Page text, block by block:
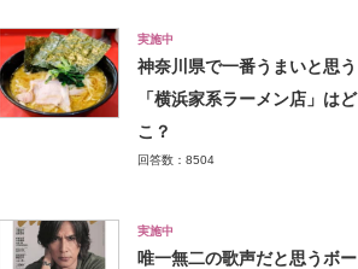
実施中
神奈川県で一番うまいと思う
「横浜家系ラーメン店」はど
こ？
回答数：8504
実施中
唯一無二の歌声だと思うボー